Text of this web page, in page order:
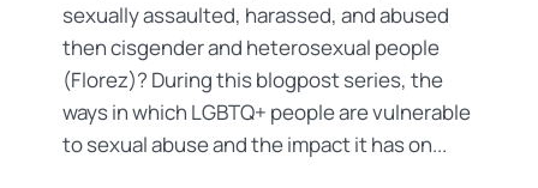
sexually assaulted, harassed, and abused
then cisgender and heterosexual people
(Florez)? During this blogpost series, the
ways in which LGBTQ+ people are vulnerable
to sexual abuse and the impact it has on...